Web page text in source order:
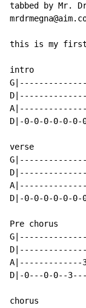
tabbed by Mr.
this is my first
intro
D|-0-0-0-0-0-
verse
D|-0-0-0-0-0-
Pre chorus
A|-------------
D|-0---0-0--
chorus